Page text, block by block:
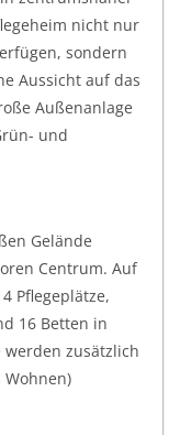
nicht nur
sondern
Aussicht auf das
Außenanlage
und
Gelände
Centrum. Auf
Pflegeplätze,
16 Betten in
zusätzlich